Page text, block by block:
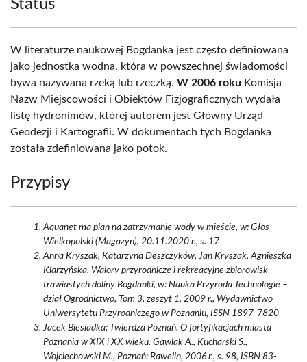
Status
W literaturze naukowej Bogdanka jest często definiowana
jako jednostka wodna, która w powszechnej świadomości
bywa nazywana rzeką lub rzeczką. W 2006 roku Komisja
Nazw Miejscowości i Obiektów Fizjograficznych wydała
listę hydronimów, której autorem jest Główny Urząd
Geodezji i Kartografii. W dokumentach tych Bogdanka
została zdefiniowana jako potok.
Przypisy
Aquanet ma plan na zatrzymanie wody w mieście, w: Głos
Wielkopolski (Magazyn), 20.11.2020 r., s. 17
Anna Kryszak, Katarzyna Deszczyków, Jan Kryszak, Agnieszka
Klarzyńska, Walory przyrodnicze i rekreacyjne zbiorowisk
trawiastych doliny Bogdanki, w: Nauka Przyroda Technologie –
dział Ogrodnictwo, Tom 3, zeszyt 1, 2009 r., Wydawnictwo
Uniwersytetu Przyrodniczego w Poznaniu, ISSN 1897-7820
Jacek Biesiadka: Twierdza Poznań. O fortyfikacjach miasta
Poznania w XIX i XX wieku. Gawlak A., Kucharski S.,
Wojciechowski M., Poznań: Rawelin, 2006 r., s. 98, ISBN 83-